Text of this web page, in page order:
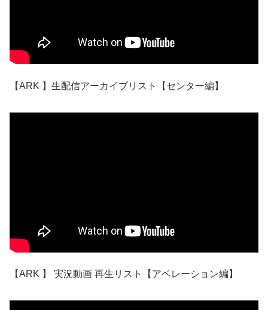
【ARK 】生配信アーカイブリスト【センター編】
【ARK 】 実況動画 再生リスト【アベレーション編】